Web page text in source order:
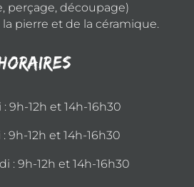
perçage, découpage)
pierre et de la céramique.
9h-12h et 14h-16h30
: 9h-12h et 14h-16h30
: 9h-12h et 14h-16h30